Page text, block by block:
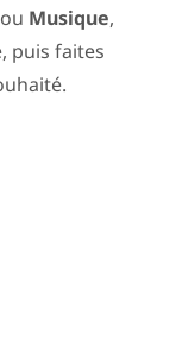
Musique,
puis faites